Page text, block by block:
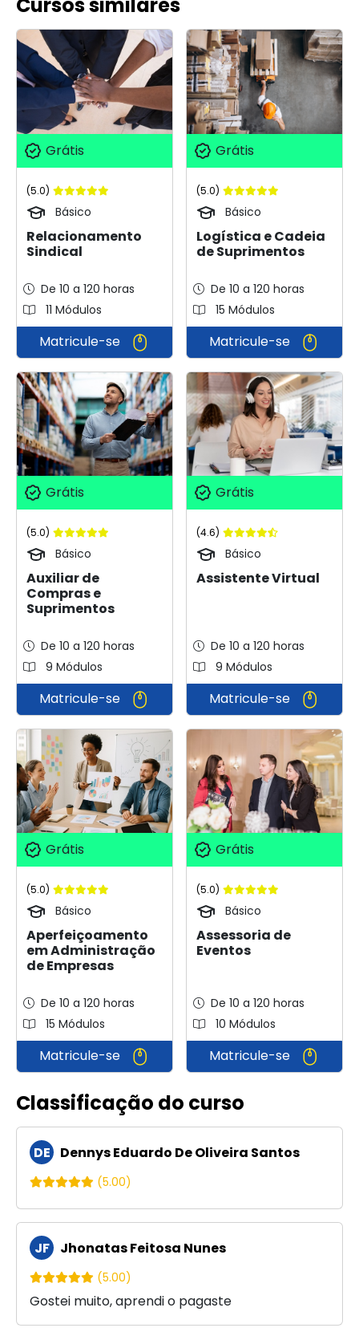
Cursos similares
Grátis
(5.0)
Básico
Relacionamento
Sindical
De 10 a 120 horas
11 Módulos
Matricule-se
Grátis
(5.0)
Básico
Logística e Cadeia
de Suprimentos
De 10 a 120 horas
15 Módulos
Matricule-se
Grátis
(5.0)
Básico
Auxiliar de
Compras e
Suprimentos
De 10 a 120 horas
9 Módulos
Matricule-se
Grátis
(4.6)
Básico
Assistente Virtual
De 10 a 120 horas
9 Módulos
Matricule-se
Grátis
(5.0)
Básico
Aperfeiçoamento
em Administração
de Empresas
De 10 a 120 horas
15 Módulos
Matricule-se
Grátis
(5.0)
Básico
Assessoria de
Eventos
De 10 a 120 horas
10 Módulos
Matricule-se
Classificação do curso
DE Dennys Eduardo De Oliveira Santos
(5.00)
JF Jhonatas Feitosa Nunes
(5.00)
Gostei muito, aprendi o pagaste